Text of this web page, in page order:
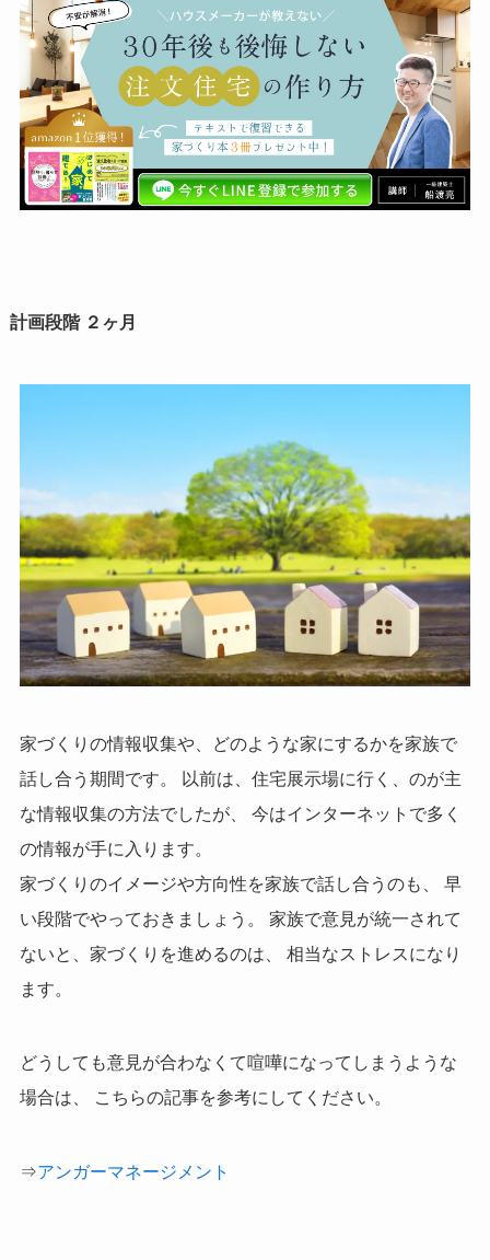
計画段階 ２ヶ月
家づくりの情報収集や、どのような家にするかを家族で
話し合う期間です。 以前は、住宅展示場に行く、のが主
な情報収集の方法でしたが、 今はインターネットで多く
の情報が手に入ります。
家づくりのイメージや方向性を家族で話し合うのも、 早
い段階でやっておきましょう。 家族で意見が統一されて
ないと、家づくりを進めるのは、 相当なストレスになり
ます。
どうしても意見が合わなくて喧嘩になってしまうような
場合は、 こちらの記事を参考にしてください。
⇒アンガーマネージメント